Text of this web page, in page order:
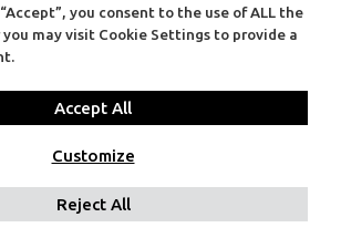
comboios da CP condicionada
Sodré e Algés, nos dias 9 e 10 de
you consent to the use of ALL the
you may visit Cookie Settings to provide a
Customize
Reject All
Accept All